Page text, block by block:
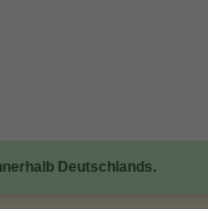
Deutschlands.